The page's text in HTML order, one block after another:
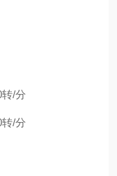
转/分
转/分